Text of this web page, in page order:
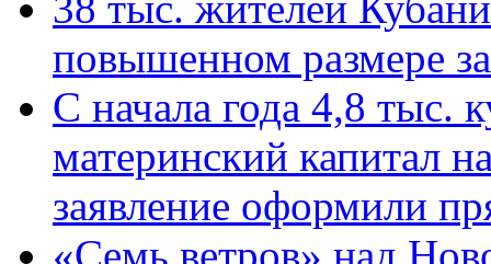
повышенном размере
С начала года 4,8 тыс.
материнский капитал
заявление оформили
«Семь ветров» над